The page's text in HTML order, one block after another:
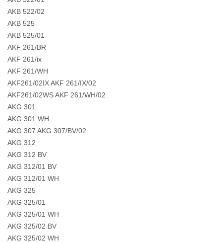
AKB 522/02
AKB 525
AKB 525/01
AKF 261/BR
AKF 261/ix
AKF 261/WH
AKF261/02IX AKF 261/IX/02
AKF261/02WS AKF 261/WH/02
AKG 301
AKG 301 WH
AKG 307 AKG 307/BV/02
AKG 312
AKG 312 BV
AKG 312/01 BV
AKG 312/01 WH
AKG 325
AKG 325/01
AKG 325/01 WH
AKG 325/02 BV
AKG 325/02 WH